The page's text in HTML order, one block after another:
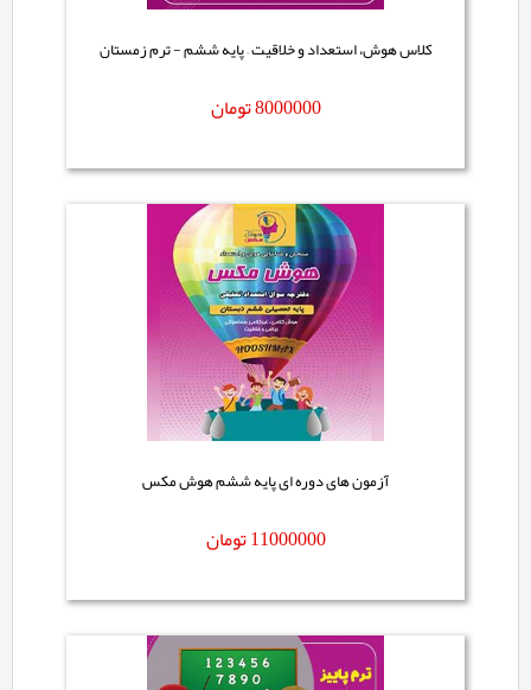
کلاس هوش، استعداد و خلاقیت – پایه ششم - ترم زمستان
8000000تومان
آزمون های دوره ای پایه ششم هوش مکس
11000000تومان